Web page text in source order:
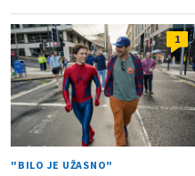
1
"BILO JE UŽASNO"